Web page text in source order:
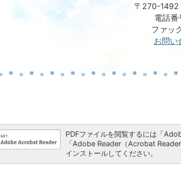
〒270-1492
電話
ファッ
お問い
PDFファイルを閲覧するには「
「Adobe Reader（Acrobat
インストールしてください。